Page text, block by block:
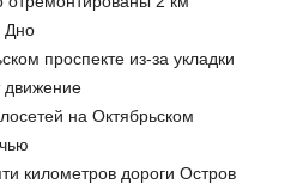
Дно
проспекте из-за укладки
движение
на Октябрьском
километров дороги Остров